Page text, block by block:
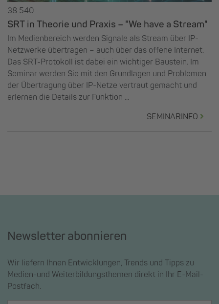
38 540
SRT in Theorie und Praxis – "We have a Stream"
Im Medienbereich werden Signale als Stream über IP-
Netzwerke übertragen – auch über das offene Internet.
Das SRT-Protokoll ist dabei ein wichtiger Baustein. Im
Seminar werden Sie mit den Grundlagen und Problemen
der Übertragung über IP-Netze vertraut gemacht und
erlernen die Details zur Funktion ...
SEMINARINFO
Newsletter abonnieren
Wir liefern Ihnen Entwicklungen, Trends und Tipps zu
Medien-und Weiterbildungsthemen direkt in Ihr E-Mail-
Postfach.